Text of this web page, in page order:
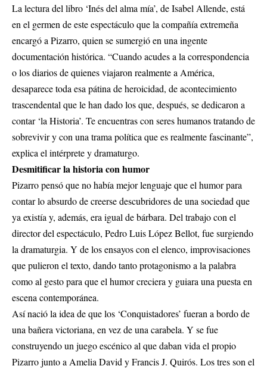
La lectura del libro ‘Inés del alma mía’, de Isabel Allende, está
en el germen de este espectáculo que la compañía extremeña
encargó a Pizarro, quien se sumergió en una ingente
documentación histórica. “Cuando acudes a la correspondencia
o los diarios de quienes viajaron realmente a América,
desaparece toda esa pátina de heroicidad, de acontecimiento
trascendental que le han dado los que, después, se dedicaron a
contar ‘la Historia’. Te encuentras con seres humanos tratando de
sobrevivir y con una trama política que es realmente fascinante”,
explica el intérprete y dramaturgo.
Desmitificar la historia con humor
Pizarro pensó que no había mejor lenguaje que el humor para
contar lo absurdo de creerse descubridores de una sociedad que
ya existía y, además, era igual de bárbara. Del trabajo con el
director del espectáculo, Pedro Luis López Bellot, fue surgiendo
la dramaturgia. Y de los ensayos con el elenco, improvisaciones
que pulieron el texto, dando tanto protagonismo a la palabra
como al gesto para que el humor creciera y guiara una puesta en
escena contemporánea.
Así nació la idea de que los ‘Conquistadores’ fueran a bordo de
una bañera victoriana, en vez de una carabela. Y se fue
construyendo un juego escénico al que daban vida el propio
Pizarro junto a Amelia David y Francis J. Quirós. Los tres son el